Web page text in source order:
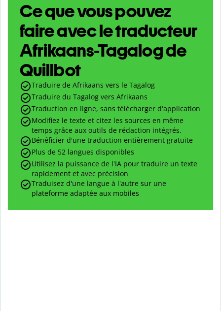
Ce que vous pouvez
faire avec le traducteur
Afrikaans-Tagalog de
Quillbot
Traduire de Afrikaans vers le Tagalog
Traduire du Tagalog vers Afrikaans
Traduction en ligne, sans télécharger d'application
Modifiez le texte et citez les sources en même
temps grâce aux outils de rédaction intégrés.
Bénéficier d'une traduction entièrement gratuite
Plus de 52 langues disponibles
Utilisez la puissance de l'IA pour traduire un texte
rapidement et avec précision
Traduisez d'une langue à l'autre sur une
plateforme adaptée aux mobiles